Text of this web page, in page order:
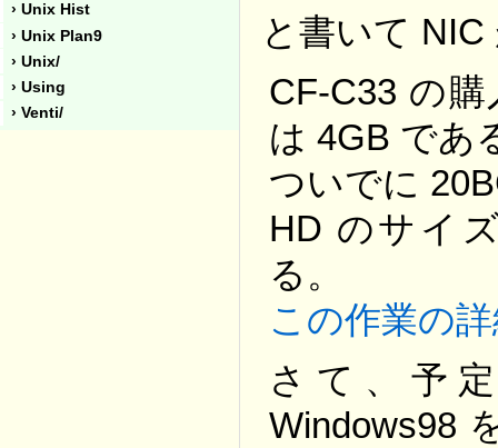
› Unix Hist
› Unix Plan9
› Unix/
› Using
› Venti/
と書いて
CF-C33 の
は 4GB であ
ついでに
HD のサイ
る。
この作業の
さて、予
Windows98